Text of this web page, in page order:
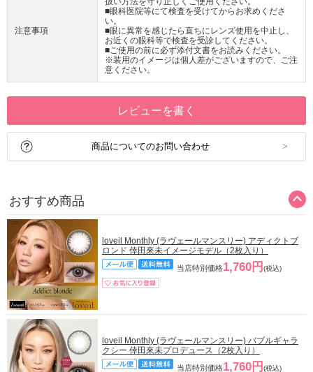
注意事項
■眼科医院等にて検査を受けてからお求めくださ
い。
■眼に異常を感じたら直ちにレンズ使用を中止し、
お近くの眼科等で検査を受診してください。
■ご使用の前に必ず添付文書をお読みください。
※装用のイメージは個人差がございますので、ご注
意ください。
レビューを書く
商品についてのお問い合わせ
おすすめ商品
loveil Monthly (ラヴェールマンスリー) アディクトブ
ロンド 倖田來未イメージモデル（2枚入り）
当店特別価格1,760円 (税込)
loveil Monthly (ラヴェールマンスリー) バブルギャラ
クシー 倖田來未プロデュース（2枚入り）
当店特別価格1,760円 (税込)